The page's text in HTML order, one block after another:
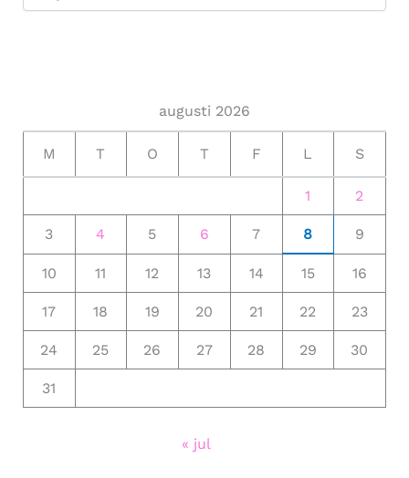
augusti 2026
M T O T F L S
1 2
3 4 5 6 7 8 9
10 11 12 13 14 15 16
17 18 19 20 21 22 23
24 25 26 27 28 29 30
31
« jul